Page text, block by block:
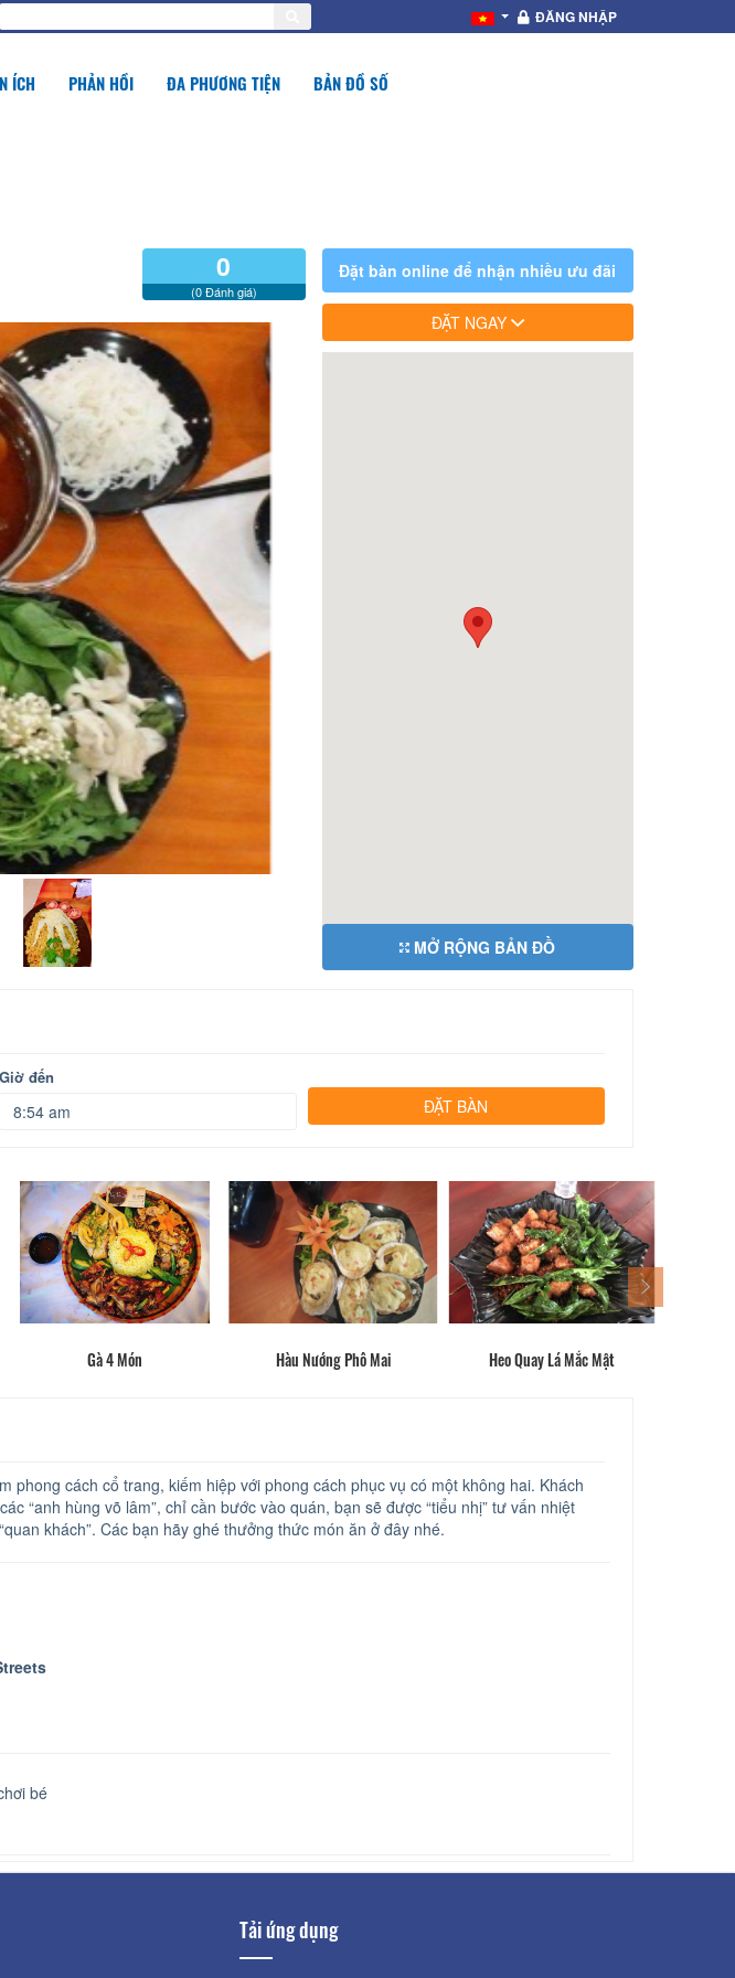
ĐĂNG NHẬP
ÍCH PHẢN HỒI ĐA PHƯƠNG TIỆN BẢN ĐỒ SỐ
0
(0 Đánh giá)
Đặt bàn online để nhận nhiều ưu đãi
ĐẶT NGAY
MỞ RỘNG BẢN ĐỒ
Giờ đến
Gà 4 Món Hàu Nướng Phô Mai Heo Quay Lá Mắc Mật
phong cách cổ trang, kiếm hiệp với phong cách phục vụ có một không hai. Khách
“anh hùng võ lâm”, chỉ cần bước vào quán, bạn sẽ được “tiểu nhị” tư vấn nhiệt
khách”. Các bạn hãy ghé thưởng thức món ăn ở đây nhé.
bé
Tải ứng dụng